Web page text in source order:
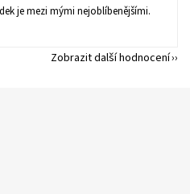
je mezi mými nejoblíbenějšími.
Zobrazit další hodnocení